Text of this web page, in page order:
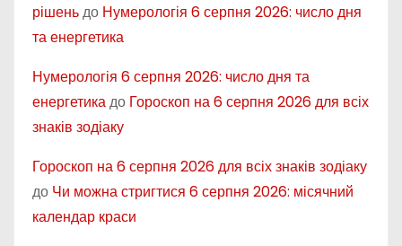
рішеньдо Нумерологія 6 серпня 2026: число дня
та енергетика
Нумерологія 6 серпня 2026: число дня та
енергетикадо Гороскоп на 6 серпня 2026 для всіх
знаків зодіаку
Гороскоп на 6 серпня 2026 для всіх знаків зодіаку
до Чи можна стригтися 6 серпня 2026: місячний
календар краси